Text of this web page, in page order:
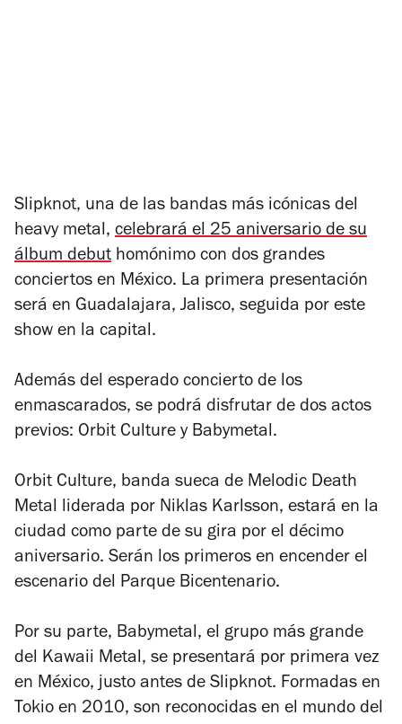
Slipknot, una de las bandas más icónicas del
heavy metal, celebrará el 25 aniversario de su
álbum debut homónimo con dos grandes
conciertos en México. La primera presentación
será en Guadalajara, Jalisco, seguida por este
show en la capital.
Además del esperado concierto de los
enmascarados, se podrá disfrutar de dos actos
previos: Orbit Culture y Babymetal.
Orbit Culture, banda sueca de Melodic Death
Metal liderada por Niklas Karlsson, estará en la
ciudad como parte de su gira por el décimo
aniversario. Serán los primeros en encender el
escenario del Parque Bicentenario.
Por su parte, Babymetal, el grupo más grande
del Kawaii Metal, se presentará por primera vez
en México, justo antes de Slipknot. Formadas en
Tokio en 2010, son reconocidas en el mundo del